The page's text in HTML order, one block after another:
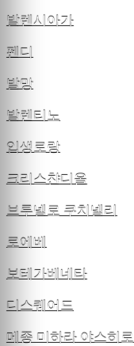
발렌시아가
펜디
발망
발렌티노
입생로랑
크리스챤디올
브루넬로 쿠치넬리
로에베
보테가베네타
디스퀘어드
메종 미하라 야스히로